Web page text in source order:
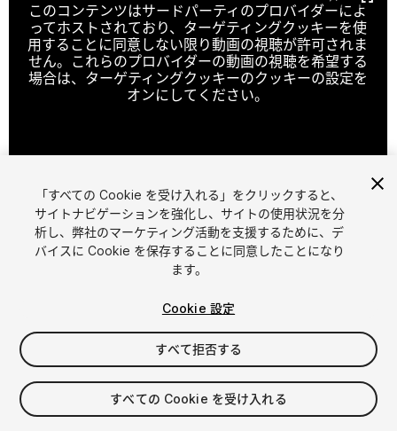
このコンテンツはサードパーティのプロバイダーによ
ってホストされており、ターゲティングクッキーを使
用することに同意しない限り動画の視聴が許可されま
せん。これらのプロバイダーの動画の視聴を希望する
場合は、ターゲティングクッキーのクッキーの設定を
オンにしてください。
1 /2
$5
シート 1
「すべての Cookie を受け入れる」をクリックすると、
サイトナビゲーションを強化し、サイトの使用状況を分
析し、弊社のマーケティング活動を支援するために、デ
バイスに Cookie を保存することに同意したことになり
ます。
Cookie 設定
すべて拒否する
すべての Cookie を受け入れる